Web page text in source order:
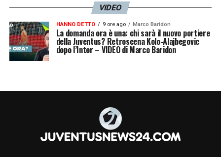
VIDEO
HANNO DETTO 9 ore ago Marco Baridon
La domanda ora è una: chi sarà il nuovo portiere
della Juventus? Retroscena Kolo-Alajbegovic
dopo l’Inter – VIDEO di Marco Baridon